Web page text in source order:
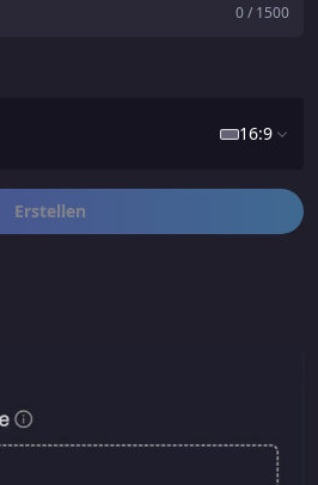
0 / 1500
16:9
1:1
Erstellen